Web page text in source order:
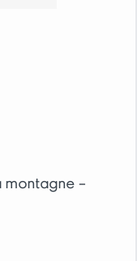
montagne –